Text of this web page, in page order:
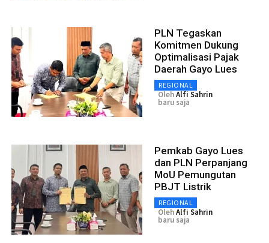
PLN Tegaskan
Komitmen Dukung
Optimalisasi Pajak
Daerah Gayo Lues
REGIONAL
OlehAlfi Sahrin
baru saja
Pemkab Gayo Lues
dan PLN Perpanjang
MoU Pemungutan
PBJT Listrik
REGIONAL
OlehAlfi Sahrin
baru saja